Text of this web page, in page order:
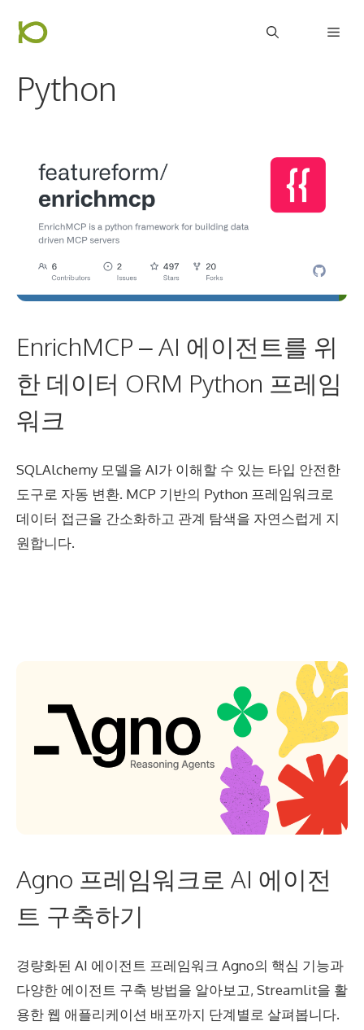
Python
EnrichMCP – AI 에이전트를 위
한 데이터 ORM Python 프레임
워크
SQLAlchemy 모델을 AI가 이해할 수 있는 타입 안전한
도구로 자동 변환. MCP 기반의 Python 프레임워크로
데이터 접근을 간소화하고 관계 탐색을 자연스럽게 지
원합니다.
Agno 프레임워크로 AI 에이전
트 구축하기
경량화된 AI 에이전트 프레임워크 Agno의 핵심 기능과
다양한 에이전트 구축 방법을 알아보고, Streamlit을 활
용한 웹 애플리케이션 배포까지 단계별로 살펴봅니다.